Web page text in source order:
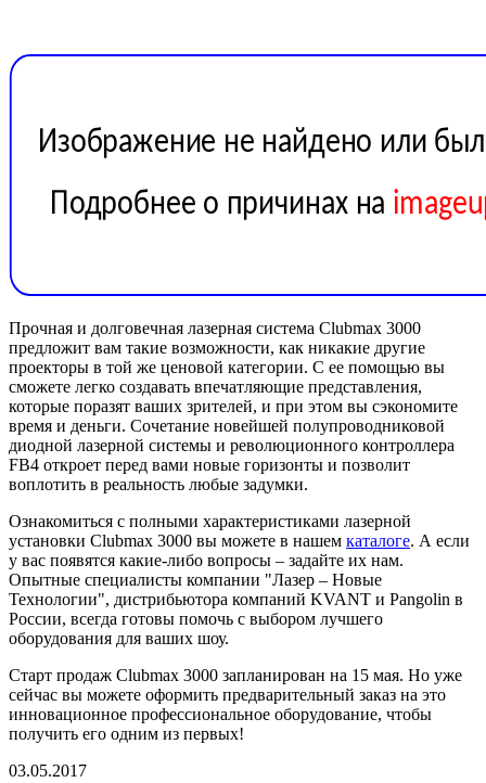
Прочная и долговечная лазерная система Clubmax 3000
предложит вам такие возможности, как никакие другие
проекторы в той же ценовой категории. С ее помощью вы
сможете легко создавать впечатляющие представления,
которые поразят ваших зрителей, и при этом вы сэкономите
время и деньги. Сочетание новейшей полупроводниковой
диодной лазерной системы и революционного контроллера
FB4 откроет перед вами новые горизонты и позволит
воплотить в реальность любые задумки.
Ознакомиться с полными характеристиками лазерной
установки Clubmax 3000 вы можете в нашем каталоге. А если
у вас появятся какие-либо вопросы – задайте их нам.
Опытные специалисты компании "Лазер – Новые
Технологии", дистрибьютора компаний KVANT и Pangolin в
России, всегда готовы помочь с выбором лучшего
оборудования для ваших шоу.
Старт продаж Clubmax 3000 запланирован на 15 мая. Но уже
сейчас вы можете оформить предварительный заказ на это
инновационное профессиональное оборудование, чтобы
получить его одним из первых!
03.05.2017